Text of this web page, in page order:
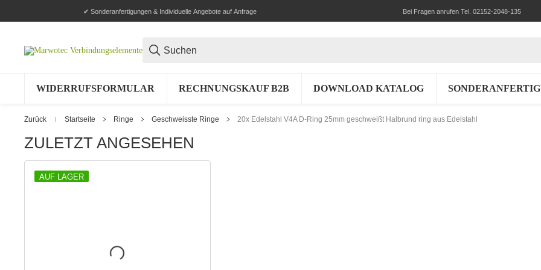
✔ Sonderanfertigungen & Individuelle Angebote auf Anfrage Bei Fragen anrufen Tel. 02152-2048-135
WIDERRUFSFORMULAR RECHNUNGSKAUF B2B DOWNLOAD KATALOG
Zurück Startseite Ringe Geschweisste Ringe 20x Edelstahl V4A D-Ring 25mm geschweißt Halbrund ring aus Edelstahl
ZULETZT ANGESEHEN
AUF LAGER